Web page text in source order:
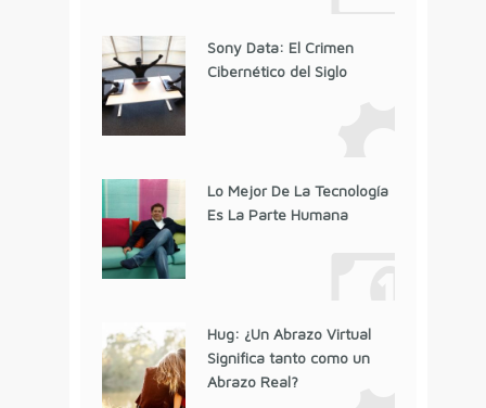
Sony Data: El Crimen
Cibernético del Siglo
Lo Mejor De La Tecnología
Es La Parte Humana
Hug: ¿Un Abrazo Virtual
Significa tanto como un
Abrazo Real?